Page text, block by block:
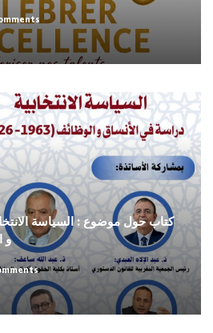
كتاب حول موضوع : السياسة
و